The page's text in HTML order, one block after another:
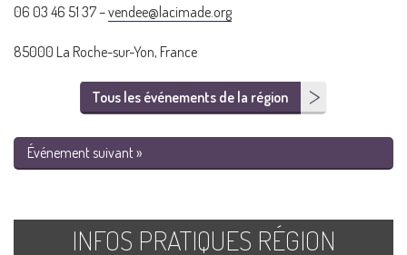
06 03 46 51 37 –vendee@lacimade.org
85000 La Roche-sur-Yon, France
Tous les événements de la région
Événement suivant »
INFOS PRATIQUES RÉGION